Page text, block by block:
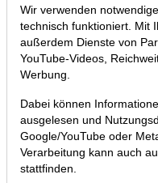
Home Blog
Chartanalyse
chinesischer
22.01.2021 um 07:26 Uhr |
Wir verwenden
technisch funktioniert. Mit
außerdem Dienste von
YouTube-Videos,
Werbung.
Dabei können
ausgelesen und
Google/YouTube oder
Verarbeitung kann auch
stattfinden.